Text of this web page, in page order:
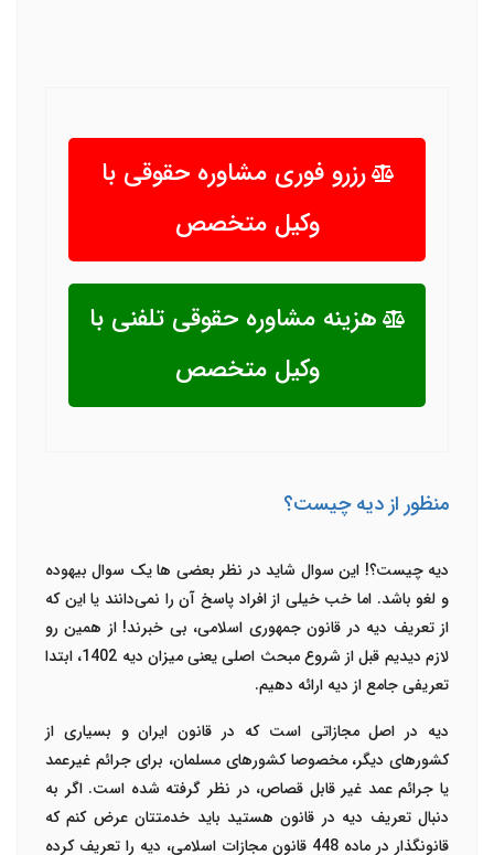
رزرو فوری مشاوره حقوقی با
وکیل متخصص
هزینه مشاوره حقوقی تلفنی با
وکیل متخصص
منظور از دیه چیست؟
دیه چیست؟! این سوال شاید در نظر بعضی ها یک سوال بیهوده
و لغو باشد. اما خب خیلی از افراد پاسخ آن را نمی‌دانند یا این که
از تعریف دیه در قانون جمهوری اسلامی، بی خبرند! از همین رو
لازم دیدیم قبل از شروع مبحث اصلی یعنیمیزان دیه 1402
، ابتدا
تعریفی جامع از دیه ارائه دهیم.
دیه در اصل مجازاتی است که در قانون ایران و بسیاری از
کشورهای دیگر، مخصوصا کشورهای مسلمان، برای جرائم غیرعمد
یا جرائم عمد غیر قابل قصاص، در نظر گرفته شده است. اگر به
دنبال تعریف دیه در قانون هستید باید خدمتتان عرض کنم که
قانونگذار در ماده 448 قانون مجازات اسلامی، دیه را تعریف کرده